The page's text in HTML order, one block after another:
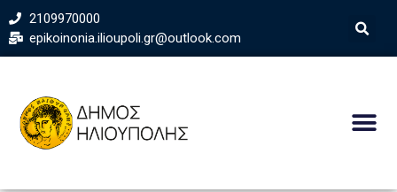
2109970000
epikoinonia.ilioupoli.gr@outlook.com